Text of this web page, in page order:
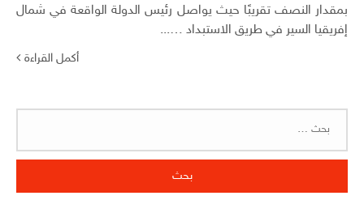
بمقدار النصف تقريبًا حيث يواصل رئيس الدولة الواقعة في شمال
إفريقيا السير في طريق الاستبداد …...
أكمل القراءة